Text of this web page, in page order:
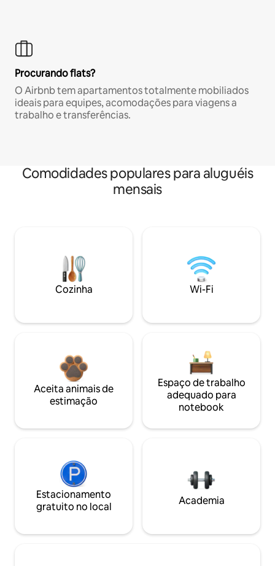
Procurando flats?
O Airbnb tem apartamentos totalmente mobiliados
ideais para equipes, acomodações para viagens a
trabalho e transferências.
Comodidades populares para aluguéis
mensais
Cozinha Wi-Fi
Aceita animais de
estimação
Espaço de trabalho
adequado para
notebook
Estacionamento
gratuito no local
Academia